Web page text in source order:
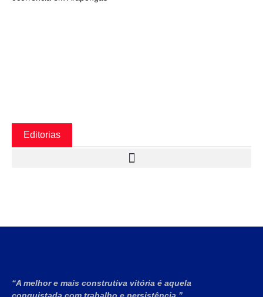
Editorias
“A melhor e mais construtiva vitória é aquela